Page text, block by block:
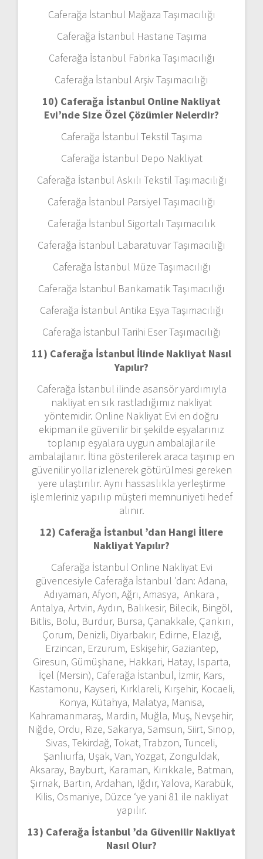
Caferağa İstanbul Mağaza Taşımacılığı
Caferağa İstanbul Hastane Taşıma
Caferağa İstanbul Fabrika Taşımacılığı
Caferağa İstanbul Arşiv Taşımacılığı
10) Caferağa İstanbul Online Nakliyat
Evi’nde Size Özel Çözümler Nelerdir?
Caferağa İstanbul Tekstil Taşıma
Caferağa İstanbul Depo Nakliyat
Caferağa İstanbul Askılı Tekstil Taşımacılığı
Caferağa İstanbul Parsiyel Taşımacılığı
Caferağa İstanbul Sigortalı Taşımacılık
Caferağa İstanbul Labaratuvar Taşımacılığı
Caferağa İstanbul Müze Taşımacılığı
Caferağa İstanbul Bankamatik Taşımacılığı
Caferağa İstanbul Antika Eşya Taşımacılığı
Caferağa İstanbul Tarihi Eser Taşımacılığı
11) Caferağa İstanbul İlinde Nakliyat Nasıl
Yapılır?
Caferağa İstanbul ilinde asansör yardımıyla
nakliyat en sık rastladığımız nakliyat
yöntemidir. Online Nakliyat Evi en doğru
ekipman ile güvenilir bir şekilde eşyalarınız
toplanıp eşyalara uygun ambalajlar ile
ambalajlanır. İtina gösterilerek araca taşınıp en
güvenilir yollar izlenerek götürülmesi gereken
yere ulaştırılır. Aynı hassaslıkla yerleştirme
işlemleriniz yapılıp müşteri memnuniyeti hedef
alınır.
12) Caferağa İstanbul ’dan Hangi İllere
Nakliyat Yapılır?
Caferağa İstanbul Online Nakliyat Evi
güvencesiyle Caferağa İstanbul ’dan: Adana,
Adıyaman, Afyon, Ağrı, Amasya, Ankara ,
Antalya, Artvin, Aydın, Balıkesir, Bilecik, Bingöl,
Bitlis, Bolu, Burdur, Bursa, Çanakkale, Çankırı,
Çorum, Denizli, Diyarbakır, Edirne, Elazığ,
Erzincan, Erzurum, Eskişehir, Gaziantep,
Giresun, Gümüşhane, Hakkari, Hatay, Isparta,
İçel (Mersin), Caferağa İstanbul, İzmir, Kars,
Kastamonu, Kayseri, Kırklareli, Kırşehir, Kocaeli,
Konya, Kütahya, Malatya, Manisa,
Kahramanmaraş, Mardin, Muğla, Muş, Nevşehir,
Niğde, Ordu, Rize, Sakarya, Samsun, Siirt, Sinop,
Sivas, Tekirdağ, Tokat, Trabzon, Tunceli,
Şanlıurfa, Uşak, Van, Yozgat, Zonguldak,
Aksaray, Bayburt, Karaman, Kırıkkale, Batman,
Şırnak, Bartın, Ardahan, Iğdır, Yalova, Karabük,
Kilis, Osmaniye, Düzce ‘ye yani 81 ile nakliyat
yapılır.
13) Caferağa İstanbul ’da Güvenilir Nakliyat
Nasıl Olur?